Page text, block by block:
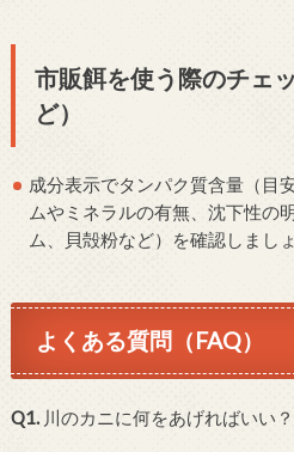
市販餌を使う際のチェ
ど）
成分表示でタンパク質含量（目
ムやミネラルの有無、沈下性の
ム、貝殻粉など）を確認しましょ
よくある質問（FAQ）
Q1.川のカニに何をあげればいい？